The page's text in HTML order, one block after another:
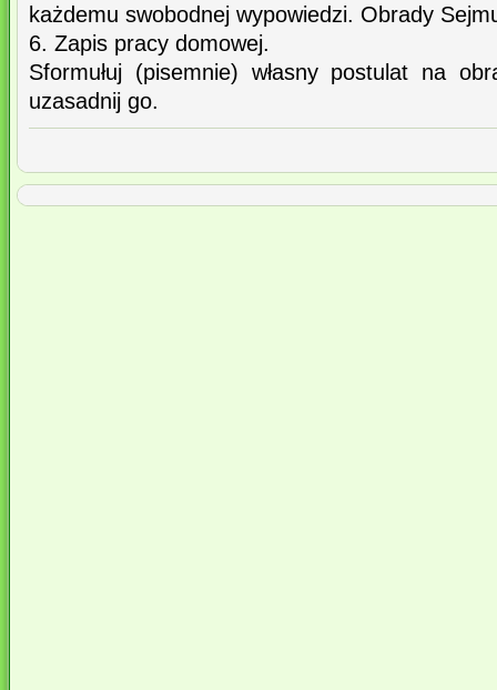
każdemu swobodnej wypowiedzi. Obrady
6. Zapis pracy domowej.
Sformułuj (pisemnie) własny postulat na
uzasadnij go.